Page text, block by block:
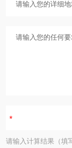
请输入计算结果（填